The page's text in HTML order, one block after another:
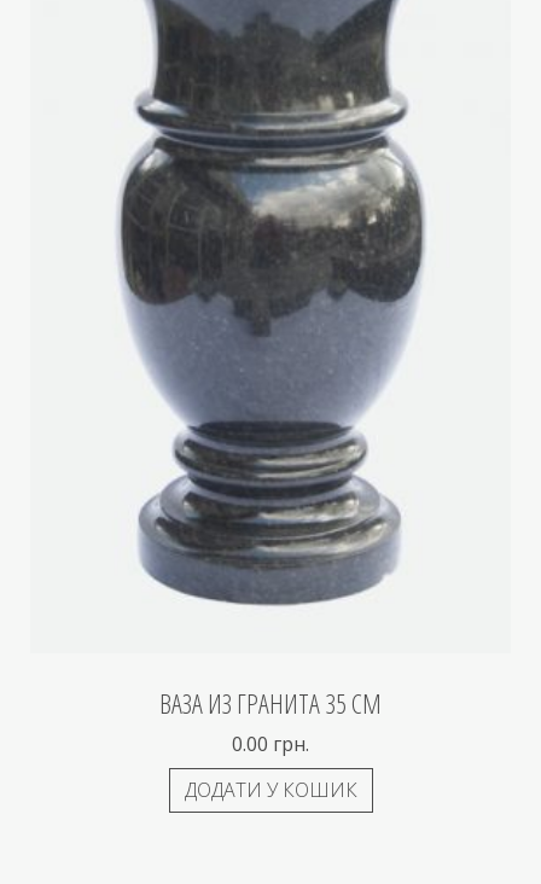
ВАЗА ИЗ ГРАНИТА 35 СМ
0.00 грн.
ДОДАТИ У КОШИК